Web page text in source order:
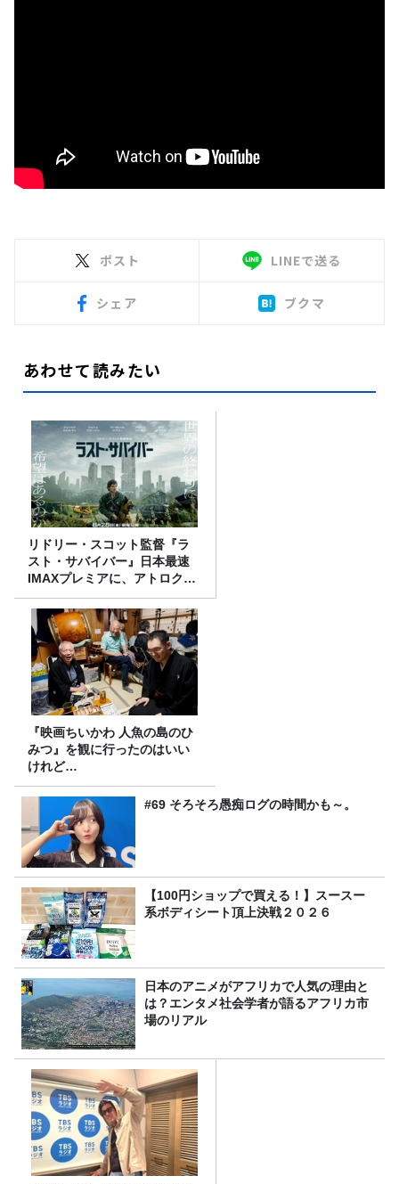
ポスト LINEで送る
シェア ブクマ
あわせて読みたい
リドリー・スコット監督『ラ
スト・サバイバー』日本最速
IMAXプレミアに、アトロクリ
スナー60名をご招待！
『映画ちいかわ 人魚の島のひ
みつ』を観に行ったのはいい
けれど…
#69 そろそろ愚痴ログの時間かも～。
【100円ショップで買える！】スースー
系ボディシート頂上決戦２０２６
日本のアニメがアフリカで人気の理由と
は？エンタメ社会学者が語るアフリカ市
場のリアル